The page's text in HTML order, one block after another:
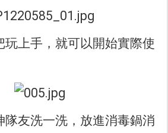
玩上手，就可以開始實際使
隊友洗一洗，放進消毒鍋消